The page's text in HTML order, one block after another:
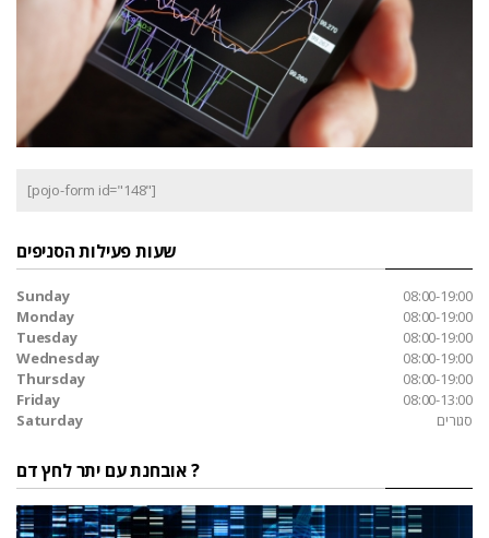
[pojo-form id="148"]
שעות פעילות הסניפים
Sunday
08:00-19:00
Monday
08:00-19:00
Tuesday
08:00-19:00
Wednesday
08:00-19:00
Thursday
08:00-19:00
Friday
08:00-13:00
Saturday
סגורים
אובחנת עם יתר לחץ דם ?